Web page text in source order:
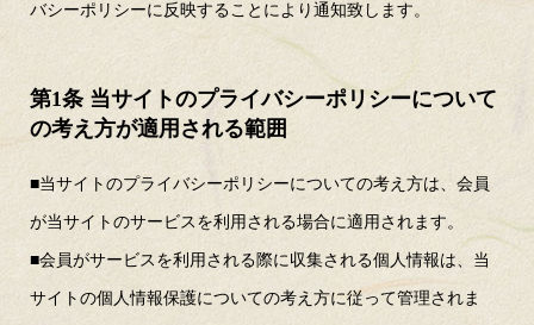
バシーポリシーに反映することにより通知致します。
第1条 当サイトのプライバシーポリシーについて
の考え方が適用される範囲
■当サイトのプライバシーポリシーについての考え方は、会員
が当サイトのサービスを利用される場合に適用されます。
■会員がサービスを利用される際に収集される個人情報は、当
サイトの個人情報保護についての考え方に従って管理されま